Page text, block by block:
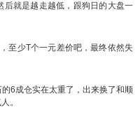
后就是越走越低，跟狗日的大盘一
至少T个一元差价吧，最终依然失
6成仓实在太重了，出来换了和顺
。